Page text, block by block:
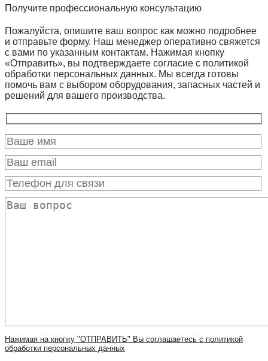
Получите профессиональную консультацию
Пожалуйста, опишите ваш вопрос как можно подробнее
и отправьте форму. Наш менеджер оперативно свяжется
с вами по указанным контактам. Нажимая кнопку
«Отправить», вы подтверждаете согласие с политикой
обработки персональных данных. Мы всегда готовы
помочь вам с выбором оборудования, запасных частей и
решений для вашего производства.
Нажимая на кнопку "ОТПРАВИТЬ" Вы соглашаетесь с политикой
обработки персональных данных